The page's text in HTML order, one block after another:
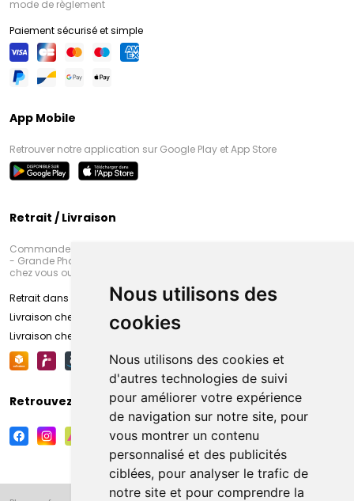
Nous utilisons des
cookies
Nous utilisons des cookies et
d'autres technologies de suivi
pour améliorer votre expérience
de navigation sur notre site, pour
vous montrer un contenu
personnalisé et des publicités
ciblées, pour analyser le trafic de
notre site et pour comprendre la
mode de règlement
Paiement sécurisé et simple
App Mobile
Retrouver notre application sur Google Play et App Store
Retrait / Livraison
Commandez en ligne et venez chercher votre commande à Amiens
- Grande Pharmacie d’Amiens (Fachon) ou recevez-là rapidement
chez vous ou en point retrait
Retrait dans la pharmacie d’Amiens
Livraison chez vous
Livraison chez votre commerçant
Retrouvez-nous sur vos réseaux sociaux